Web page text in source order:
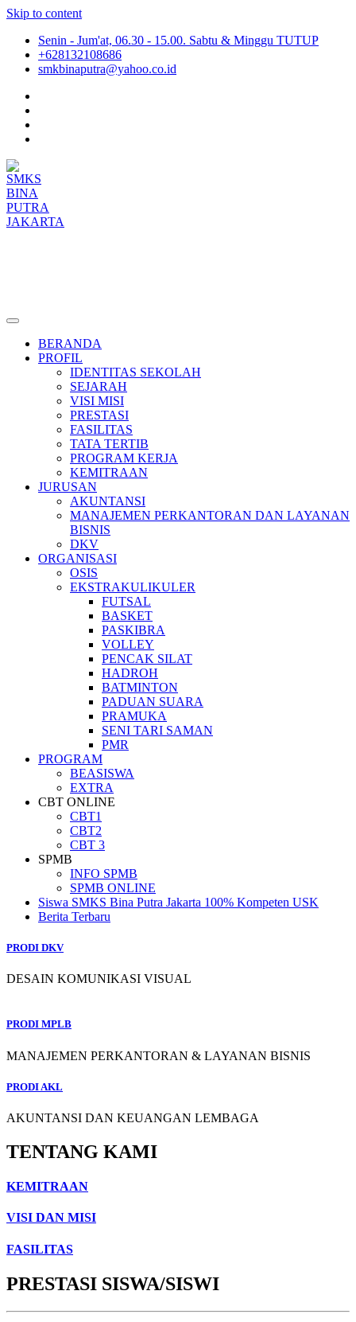
Skip to content
Senin - Jum'at, 06.30 - 15.00. Sabtu & Minggu TUTUP
+628132108686
smkbinaputra@yahoo.co.id
BERANDA
PROFIL
IDENTITAS SEKOLAH
SEJARAH
VISI MISI
PRESTASI
FASILITAS
TATA TERTIB
PROGRAM KERJA
KEMITRAAN
JURUSAN
AKUNTANSI
MANAJEMEN PERKANTORAN DAN LAYANAN
BISNIS
DKV
ORGANISASI
OSIS
EKSTRAKULIKULER
FUTSAL
BASKET
PASKIBRA
VOLLEY
PENCAK SILAT
HADROH
BATMINTON
PADUAN SUARA
PRAMUKA
SENI TARI SAMAN
PMR
PROGRAM
BEASISWA
EXTRA
CBT ONLINE
CBT1
CBT2
CBT 3
SPMB
INFO SPMB
SPMB ONLINE
Siswa SMKS Bina Putra Jakarta 100% Kompeten USK
Berita Terbaru
PRODI DKV
DESAIN KOMUNIKASI VISUAL
PRODI MPLB
MANAJEMEN PERKANTORAN & LAYANAN BISNIS
PRODI AKL
AKUNTANSI DAN KEUANGAN LEMBAGA
TENTANG KAMI
KEMITRAAN
VISI DAN MISI
FASILITAS
PRESTASI SISWA/SISWI